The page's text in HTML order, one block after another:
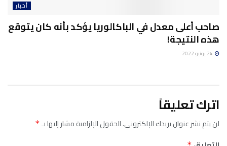
أخبار
صاحب أعلى معدل في الباكالوريا يؤكد بأنه كان يتوقع
هذه النتيجة!
اترك تعليقاً
لن يتم نشر عنوان بريدك الإلكتروني.الحقول الإلزامية مشار إليها بـ*